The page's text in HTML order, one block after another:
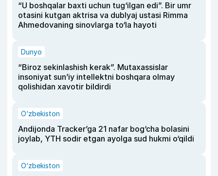
“U boshqalar baxti uchun tug‘ilgan edi”. Bir umr
otasini kutgan aktrisa va dublyaj ustasi Rimma
Ahmedovaning sinovlarga to‘la hayoti
Dunyo
“Biroz sekinlashish kerak”. Mutaxassislar
insoniyat sun’iy intellektni boshqara olmay
qolishidan xavotir bildirdi
O‘zbekiston
Andijonda Tracker’ga 21 nafar bog‘cha bolasini
joylab, YTH sodir etgan ayolga sud hukmi o‘qildi
O‘zbekiston